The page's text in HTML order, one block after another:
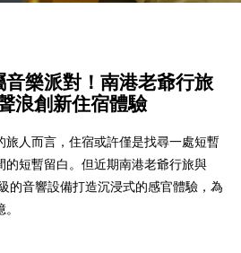
樂派對！南港老爺行旅
浪創新住宿體驗
旅人而言，住宿或許僅是找尋一處短暫
的短暫留白。但近期南港老爺行旅與
的音響設備打造沉浸式的感官體驗，為